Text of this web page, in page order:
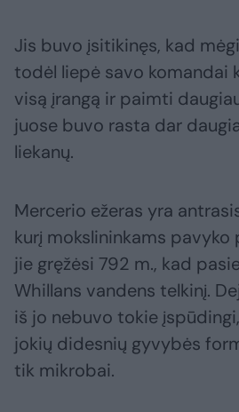
Jis buvo įsitikinęs, kad
todėl liepė savo komandai
visą įrangą ir paimti
juose buvo rasta dar
liekanų.
Mercerio ežeras yra
kurį mokslininkams pavyko
jie gręžėsi 792 m., kad
Whillans vandens telkinį.
iš jo nebuvo tokie
jokių didesnių gyvybės
tik mikrobai.